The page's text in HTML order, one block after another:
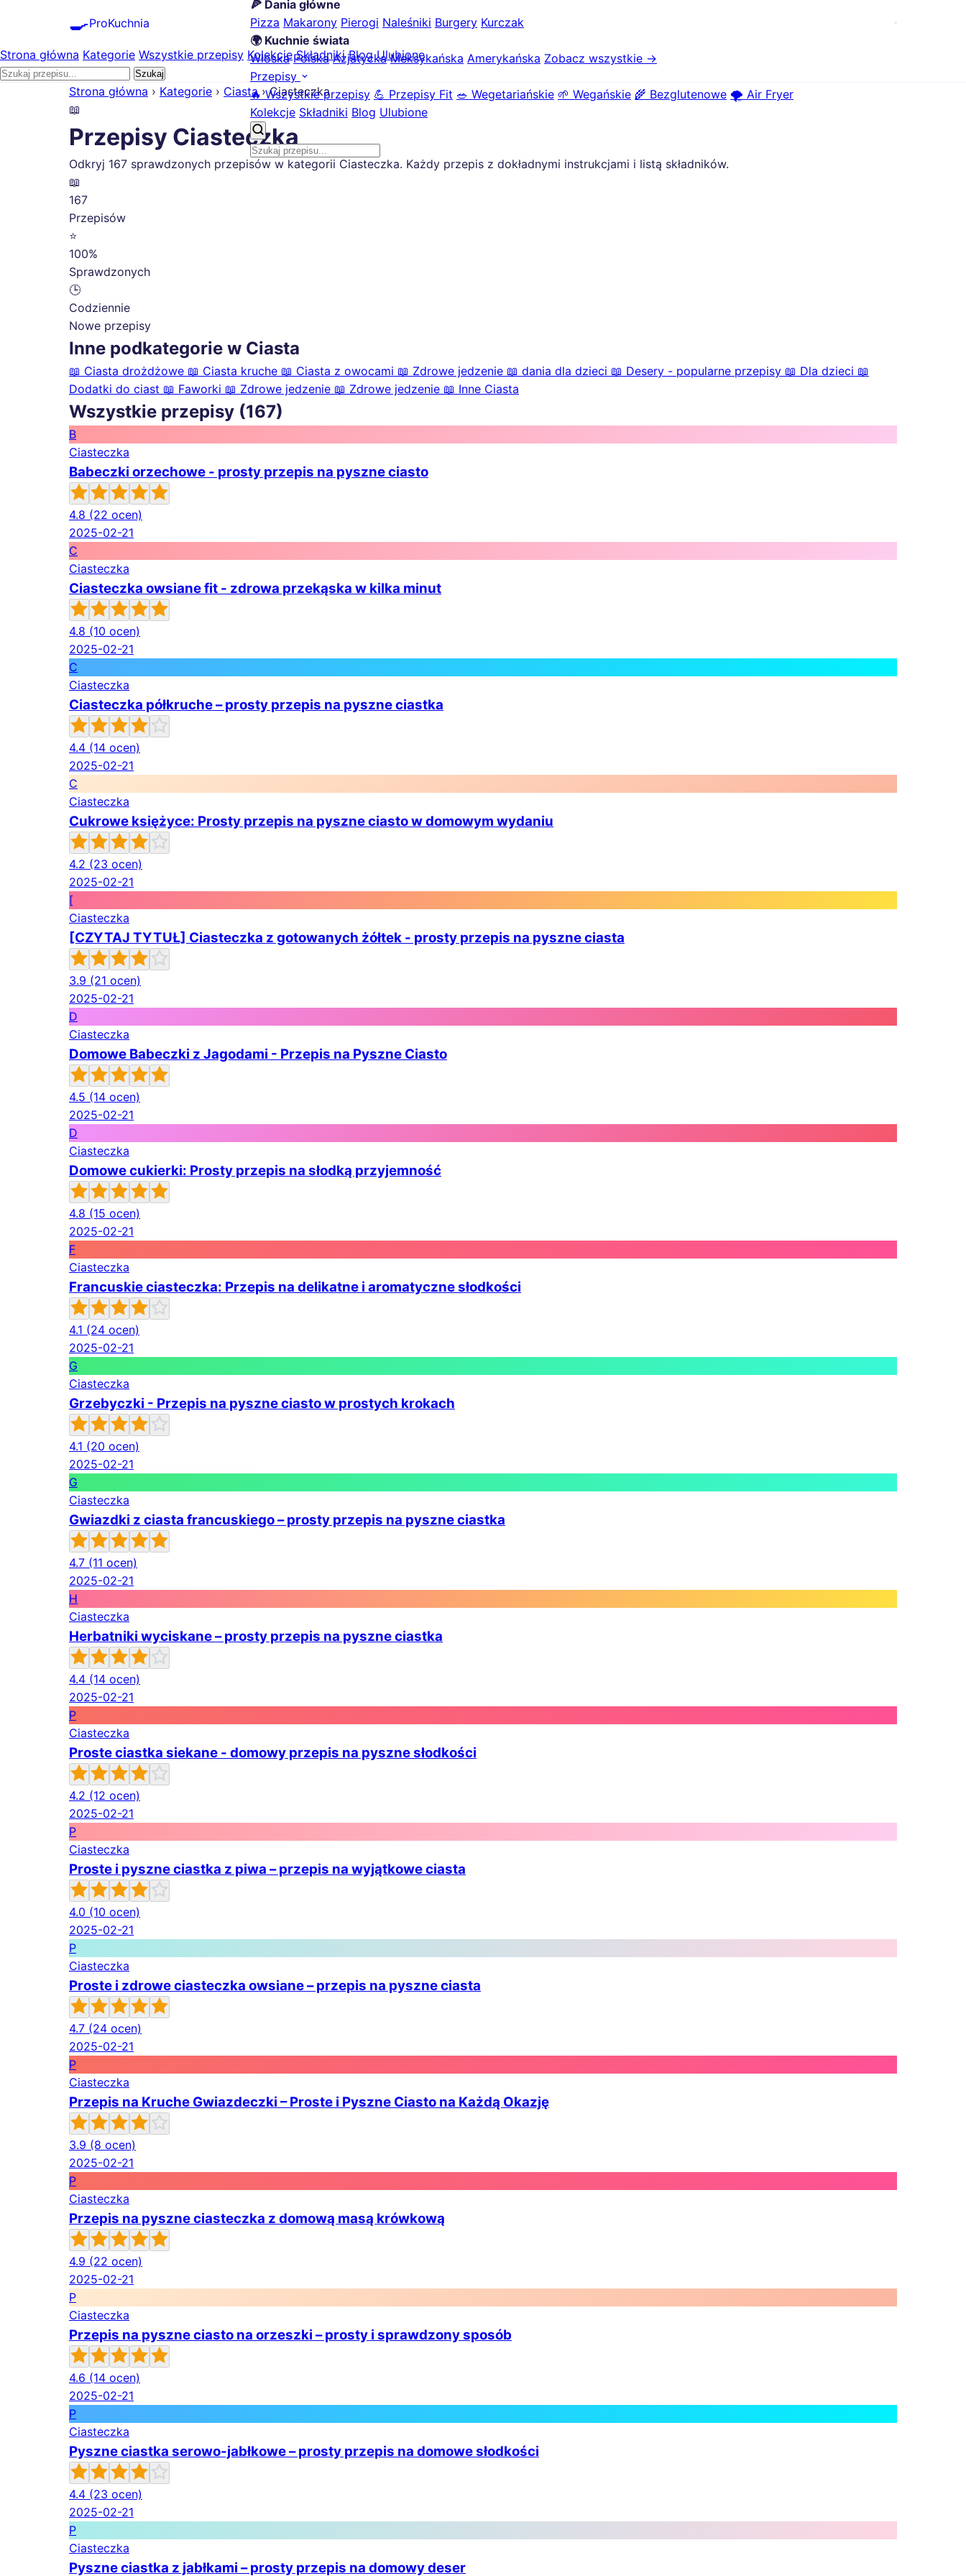
🍳ProKuchnia
🍕 Dania główne
Pizza Makarony Pierogi Naleśniki Burgery Kurczak
🌍 Kuchnie świata
Włoska Polska Azjatycka Meksykańska Amerykańska Zobacz wszystkie →
Przepisy
🔥 Wszystkie przepisy 💪 Przepisy Fit 🥗 Wegetariańskie 🌱 Wegańskie 🌾 Bezglutenowe 🌪️ Air Fryer
Kolekcje Składniki Blog Ulubione
Strona główna Kategorie Wszystkie przepisy Kolekcje Składniki Blog Ulubione
Szukaj
Strona główna › Kategorie › Ciasta › Ciasteczka
📖
Przepisy Ciasteczka
Odkryj 167 sprawdzonych przepisów w kategorii Ciasteczka. Każdy przepis z dokładnymi instrukcjami i listą składników.
📖
167
Przepisów
⭐
100%
Sprawdzonych
🕒
Codziennie
Nowe przepisy
Inne podkategorie w Ciasta
📖 Ciasta drożdżowe 📖 Ciasta kruche 📖 Ciasta z owocami 📖 Zdrowe jedzenie 📖 dania dla dzieci 📖 Desery - popularne przepisy 📖 Dla dzieci 📖
Dodatki do ciast 📖 Faworki 📖 Zdrowe jedzenie 📖 Zdrowe jedzenie 📖 Inne Ciasta
Wszystkie przepisy (167)
B
Ciasteczka
Babeczki orzechowe - prosty przepis na pyszne ciasto
4.8 (22 ocen)
2025-02-21
C
Ciasteczka
Ciasteczka owsiane fit - zdrowa przekąska w kilka minut
4.8 (10 ocen)
2025-02-21
C
Ciasteczka
Ciasteczka półkruche – prosty przepis na pyszne ciastka
4.4 (14 ocen)
2025-02-21
C
Ciasteczka
Cukrowe księżyce: Prosty przepis na pyszne ciasto w domowym wydaniu
4.2 (23 ocen)
2025-02-21
[
Ciasteczka
[CZYTAJ TYTUŁ] Ciasteczka z gotowanych żółtek - prosty przepis na pyszne ciasta
3.9 (21 ocen)
2025-02-21
D
Ciasteczka
Domowe Babeczki z Jagodami - Przepis na Pyszne Ciasto
4.5 (14 ocen)
2025-02-21
D
Ciasteczka
Domowe cukierki: Prosty przepis na słodką przyjemność
4.8 (15 ocen)
2025-02-21
F
Ciasteczka
Francuskie ciasteczka: Przepis na delikatne i aromatyczne słodkości
4.1 (24 ocen)
2025-02-21
G
Ciasteczka
Grzebyczki - Przepis na pyszne ciasto w prostych krokach
4.1 (20 ocen)
2025-02-21
G
Ciasteczka
Gwiazdki z ciasta francuskiego – prosty przepis na pyszne ciastka
4.7 (11 ocen)
2025-02-21
H
Ciasteczka
Herbatniki wyciskane – prosty przepis na pyszne ciastka
4.4 (14 ocen)
2025-02-21
P
Ciasteczka
Proste ciastka siekane - domowy przepis na pyszne słodkości
4.2 (12 ocen)
2025-02-21
P
Ciasteczka
Proste i pyszne ciastka z piwa – przepis na wyjątkowe ciasta
4.0 (10 ocen)
2025-02-21
P
Ciasteczka
Proste i zdrowe ciasteczka owsiane – przepis na pyszne ciasta
4.7 (24 ocen)
2025-02-21
P
Ciasteczka
Przepis na Kruche Gwiazdeczki – Proste i Pyszne Ciasto na Każdą Okazję
3.9 (8 ocen)
2025-02-21
P
Ciasteczka
Przepis na pyszne ciasteczka z domową masą krówkową
4.9 (22 ocen)
2025-02-21
P
Ciasteczka
Przepis na pyszne ciasto na orzeszki – prosty i sprawdzony sposób
4.6 (14 ocen)
2025-02-21
P
Ciasteczka
Pyszne ciastka serowo-jabłkowe – prosty przepis na domowe słodkości
4.4 (23 ocen)
2025-02-21
P
Ciasteczka
Pyszne ciastka z jabłkami – prosty przepis na domowy deser